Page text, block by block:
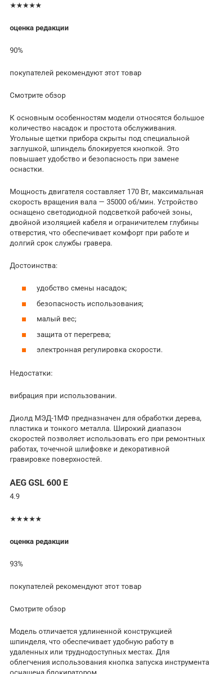
★★★★★
оценка редакции
90%
покупателей рекомендуют этот товар
Смотрите обзор
К основным особенностям модели относятся большое
количество насадок и простота обслуживания.
Угольные щетки прибора скрыты под специальной
заглушкой, шпиндель блокируется кнопкой. Это
повышает удобство и безопасность при замене
оснастки.
Мощность двигателя составляет 170 Вт, максимальная
скорость вращения вала — 35000 об/мин. Устройство
оснащено светодиодной подсветкой рабочей зоны,
двойной изоляцией кабеля и ограничителем глубины
отверстия, что обеспечивает комфорт при работе и
долгий срок службы гравера.
Достоинства:
удобство смены насадок;
безопасность использования;
малый вес;
защита от перегрева;
электронная регулировка скорости.
Недостатки:
вибрация при использовании.
Диолд МЭД-1МФ предназначен для обработки дерева,
пластика и тонкого металла. Широкий диапазон
скоростей позволяет использовать его при ремонтных
работах, точечной шлифовке и декоративной
гравировке поверхностей.
AEG GSL 600 E
4.9
★★★★★
оценка редакции
93%
покупателей рекомендуют этот товар
Смотрите обзор
Модель отличается удлиненной конструкцией
шпинделя, что обеспечивает удобную работу в
удаленных или труднодоступных местах. Для
облегчения использования кнопка запуска инструмента